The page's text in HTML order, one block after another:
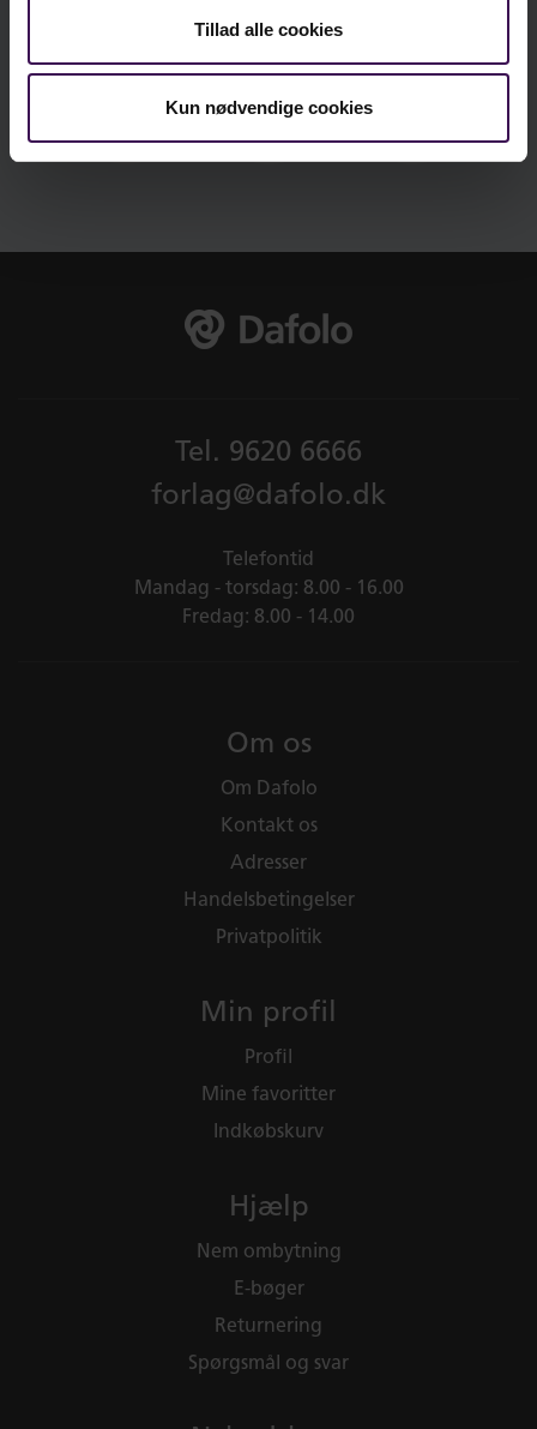
Tillad alle cookies
Kun nødvendige cookies
Vi er sociale - er du?
Om os
Om Dafolo
Kontakt os
Adresser
Handelsbetingelser
Privatpolitik
Min profil
Profil
Mine favoritter
Indkøbskurv
Hjælp
Nem ombytning
E-bøger
Returnering
Spørgsmål og svar
Tel. 9620 6666
forlag@dafolo.dk
Telefontid
Mandag - torsdag: 8.00 - 16.00
Fredag: 8.00 - 14.00